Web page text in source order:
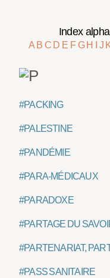
Index
A B C D E F G H J
#PACKING
#PALESTINE
#PANDÉMIE
#PARA-MÉDICAUX
#PARADOXE
#PARTAGE DU
#PARTENARIAT,
#PASS SANITAIRE